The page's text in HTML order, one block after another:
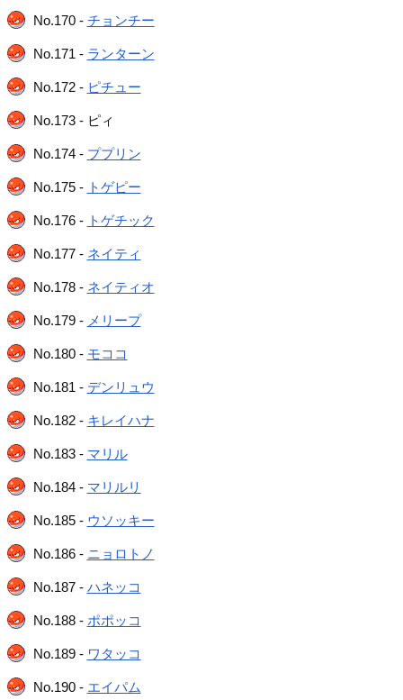
No.170 - チョンチー
No.171 - ランターン
No.172 - ピチュー
No.173 - ピィ
No.174 - ププリン
No.175 - トゲピー
No.176 - トゲチック
No.177 - ネイティ
No.178 - ネイティオ
No.179 - メリープ
No.180 - モココ
No.181 - デンリュウ
No.182 - キレイハナ
No.183 - マリル
No.184 - マリルリ
No.185 - ウソッキー
No.186 - ニョロトノ
No.187 - ハネッコ
No.188 - ポポッコ
No.189 - ワタッコ
No.190 - エイパム